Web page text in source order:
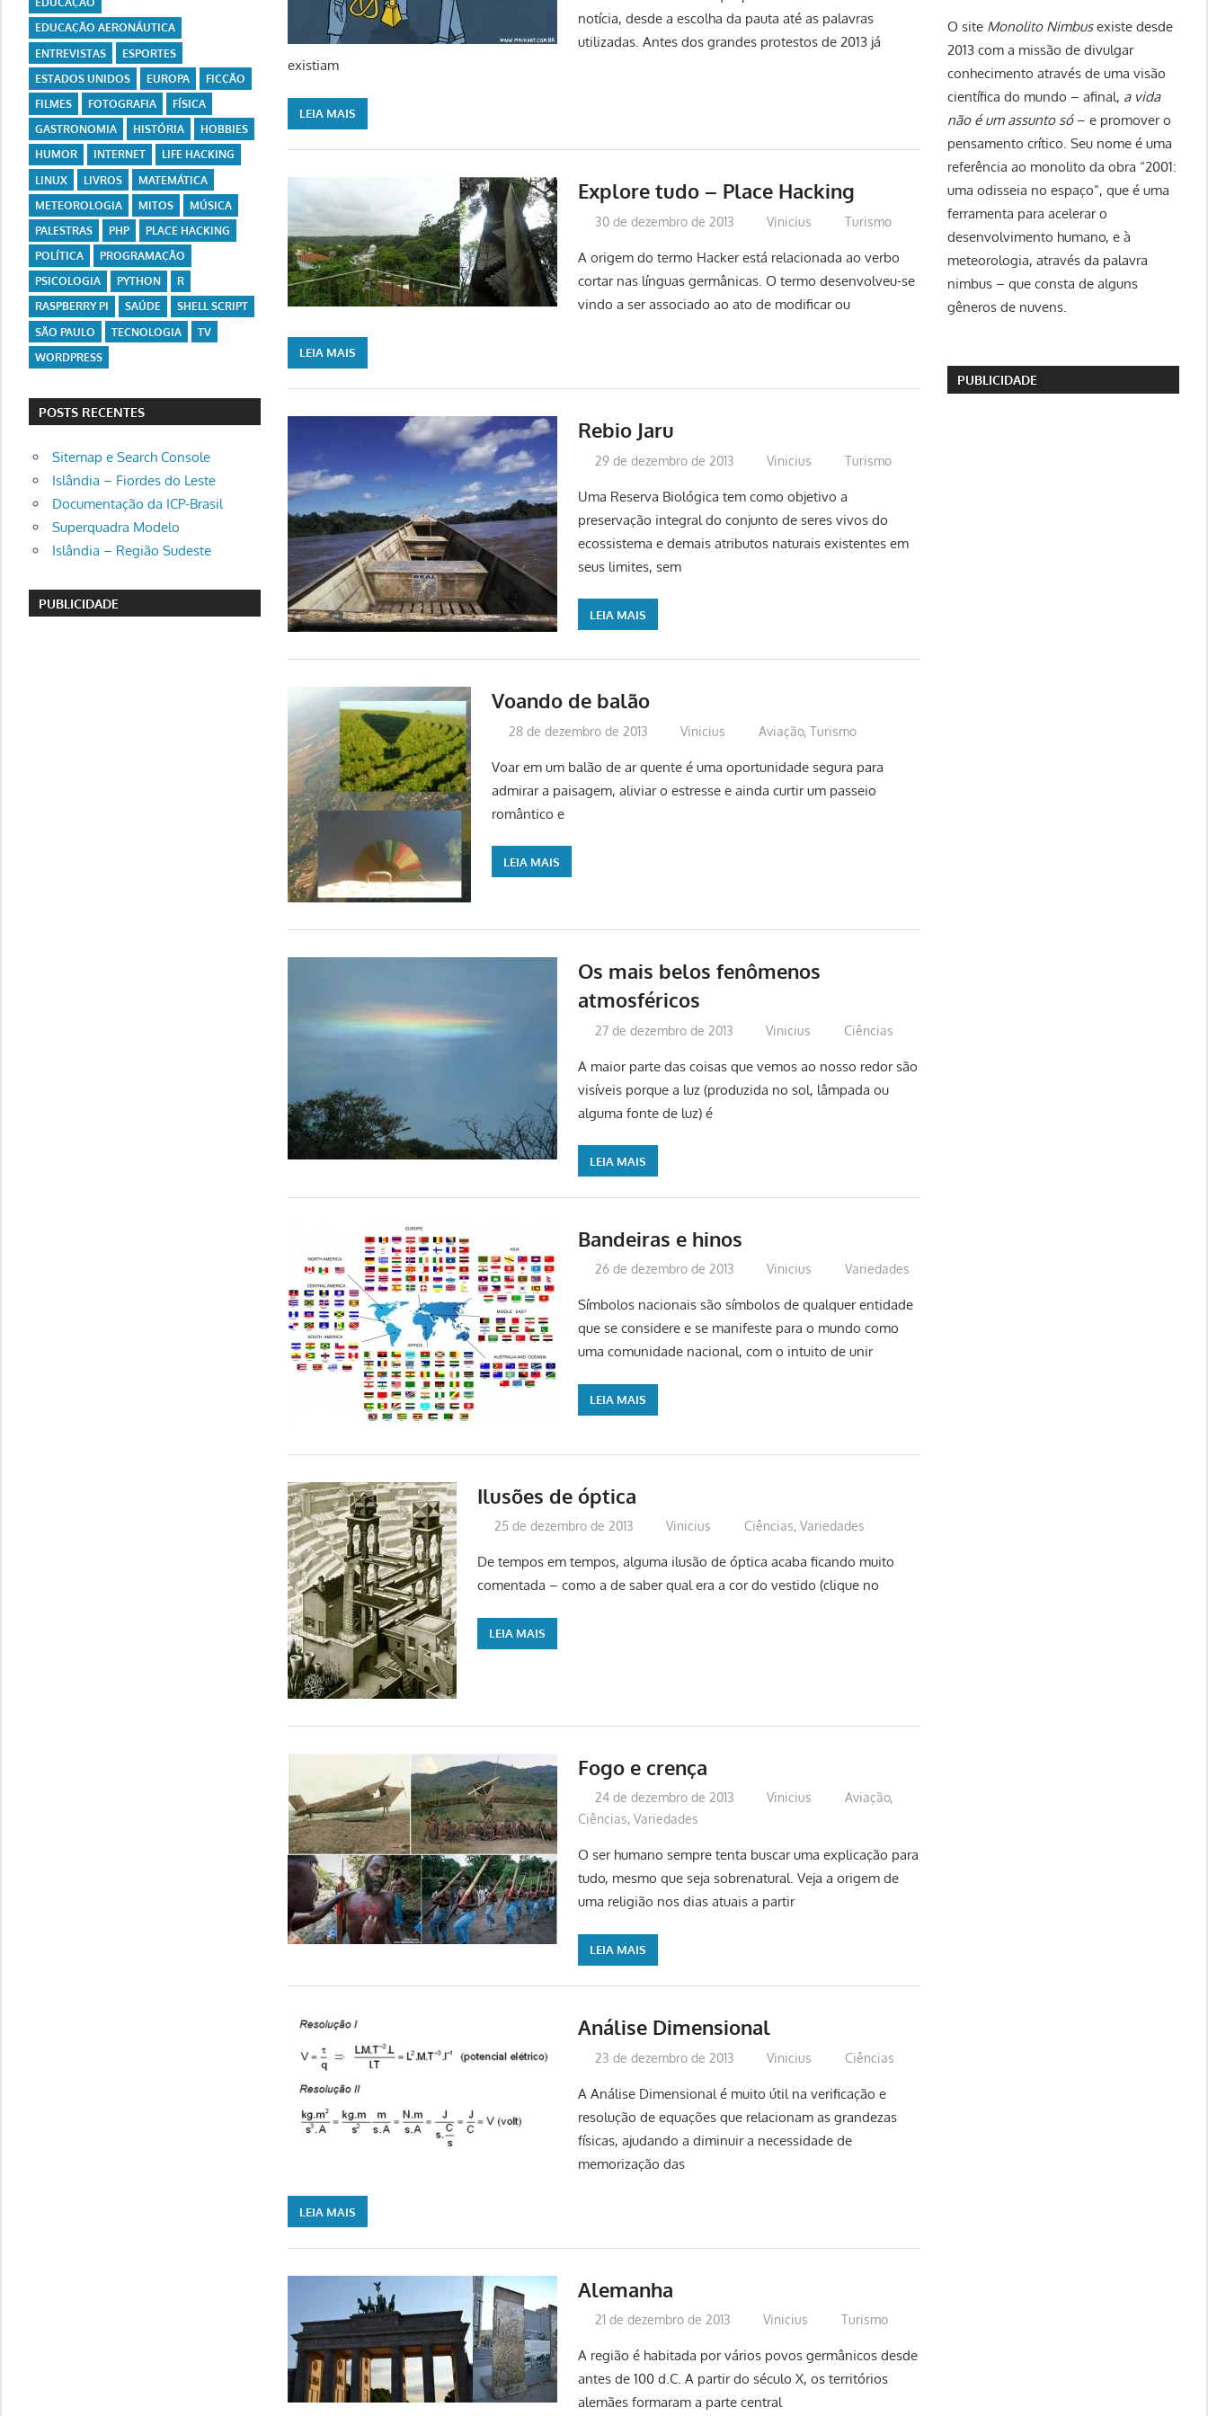
notícia, desde a escolha da pauta até as palavras
utilizadas. Antes dos grandes protestos de 2013 já
existiam
LEIA MAIS
Explore tudo – Place Hacking
30 de dezembro de 2013 Vinicius Turismo
A origem do termo Hacker está relacionada ao verbo
cortar nas línguas germânicas. O termo desenvolveu-se
vindo a ser associado ao ato de modificar ou
LEIA MAIS
Rebio Jaru
29 de dezembro de 2013 Vinicius Turismo
Uma Reserva Biológica tem como objetivo a
preservação integral do conjunto de seres vivos do
ecossistema e demais atributos naturais existentes em
seus limites, sem
LEIA MAIS
Voando de balão
28 de dezembro de 2013 Vinicius Aviação,Turismo
Voar em um balão de ar quente é uma oportunidade segura para
admirar a paisagem, aliviar o estresse e ainda curtir um passeio
romântico e
LEIA MAIS
Os mais belos fenômenos
atmosféricos
27 de dezembro de 2013 Vinicius Ciências
A maior parte das coisas que vemos ao nosso redor são
visíveis porque a luz (produzida no sol, lâmpada ou
alguma fonte de luz) é
LEIA MAIS
Bandeiras e hinos
26 de dezembro de 2013 Vinicius Variedades
Símbolos nacionais são símbolos de qualquer entidade
que se considere e se manifeste para o mundo como
uma comunidade nacional, com o intuito de unir
LEIA MAIS
Ilusões de óptica
25 de dezembro de 2013 Vinicius Ciências,Variedades
De tempos em tempos, alguma ilusão de óptica acaba ficando muito
comentada – como a de saber qual era a cor do vestido (clique no
LEIA MAIS
Fogo e crença
24 de dezembro de 2013 Vinicius Aviação,
Ciências, Variedades
O ser humano sempre tenta buscar uma explicação para
tudo, mesmo que seja sobrenatural. Veja a origem de
uma religião nos dias atuais a partir
LEIA MAIS
Análise Dimensional
23 de dezembro de 2013 Vinicius Ciências
A Análise Dimensional é muito útil na verificação e
resolução de equações que relacionam as grandezas
físicas, ajudando a diminuir a necessidade de
memorização das
LEIA MAIS
Alemanha
21 de dezembro de 2013 Vinicius Turismo
A região é habitada por vários povos germânicos desde
antes de 100 d.C. A partir do século X, os territórios
alemães formaram a parte central
EDUCAÇÃO AERONÁUTICA
ENTREVISTAS
ESPORTES
ESTADOS UNIDOS
EUROPA
FICÇÃO
FILMES
FOTOGRAFIA
FÍSICA
GASTRONOMIA
HISTÓRIA
HOBBIES
HUMOR
INTERNET
LIFE HACKING
LINUX
LIVROS
MATEMÁTICA
METEOROLOGIA
MITOS
MÚSICA
PALESTRAS
PHP
PLACE HACKING
POLÍTICA
PROGRAMAÇÃO
PSICOLOGIA
PYTHON
R
RASPBERRY PI
SAÚDE
SHELL SCRIPT
SÃO PAULO
TECNOLOGIA
TV
WORDPRESS
POSTS RECENTES
Sitemap e Search Console
Islândia – Fiordes do Leste
Documentação da ICP-Brasil
Superquadra Modelo
Islândia – Região Sudeste
PUBLICIDADE
O site Monolito Nimbusexiste desde
2013 com a missão de divulgar
conhecimento através de uma visão
científica do mundo – afinal, a vida
não é um assunto só– e promover o
pensamento crítico. Seu nome é uma
referência ao monolito da obra “2001:
uma odisseia no espaço”, que é uma
ferramenta para acelerar o
desenvolvimento humano, e à
meteorologia, através da palavra
nimbus – que consta de alguns
gêneros de nuvens.
PUBLICIDADE